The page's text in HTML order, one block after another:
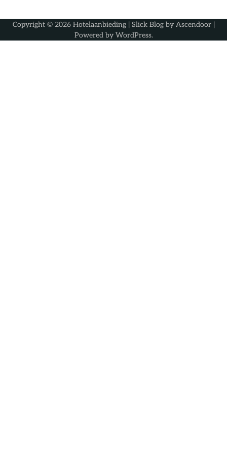
Copyright © 2026 Hotelaanbieding| Slick Blog by Ascendoor|
Powered by WordPress.